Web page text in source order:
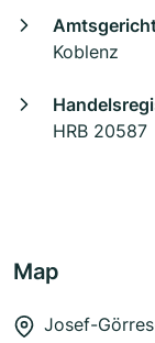
Koblenz
HRB 20587
Map
Josef-